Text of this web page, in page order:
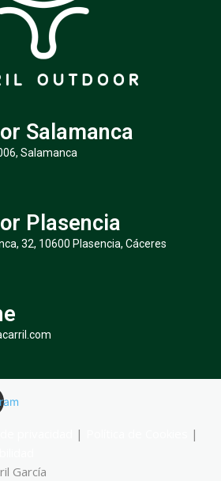
Salamanca
Salamanca
Plasencia
32, 10600 Plasencia, Cáceres
|
|
García